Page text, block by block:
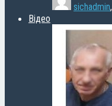
sichadmin,
Відео